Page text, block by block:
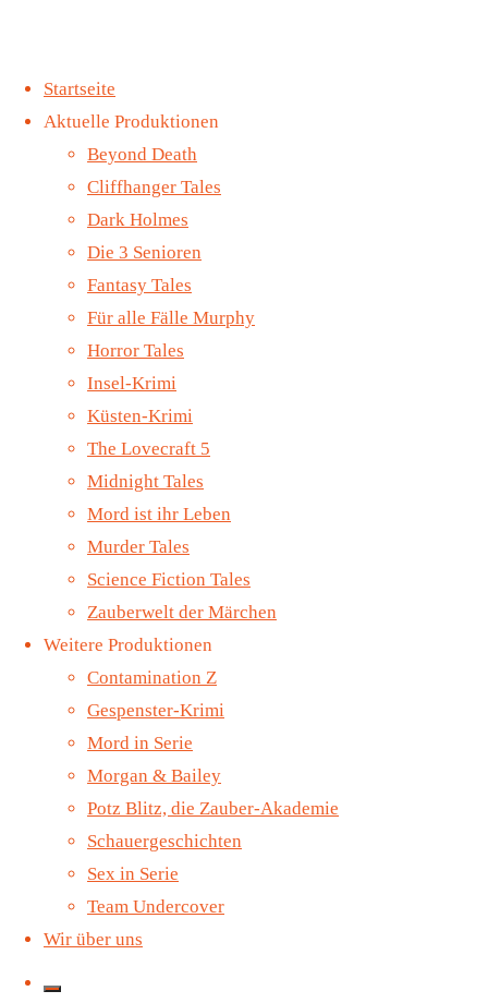
Inhalt
springen
Startseite
Aktuelle Produktionen
Beyond Death
Cliffhanger Tales
Dark Holmes
Die 3 Senioren
Fantasy Tales
Für alle Fälle Murphy
Horror Tales
Insel-Krimi
Küsten-Krimi
The Lovecraft 5
Midnight Tales
Mord ist ihr Leben
Murder Tales
Science Fiction Tales
Zauberwelt der Märchen
Weitere Produktionen
Contamination Z
Gespenster-Krimi
Mord in Serie
Morgan & Bailey
Potz Blitz, die Zauber-Akademie
Schauergeschichten
Sex in Serie
Team Undercover
Wir über uns
Midnight Tales
Einladung ins
Midnight
Tales
Folge 117
–
Einladung
ins
Grauen,
Teil 2
(VÖ 8.
Mai
2026)